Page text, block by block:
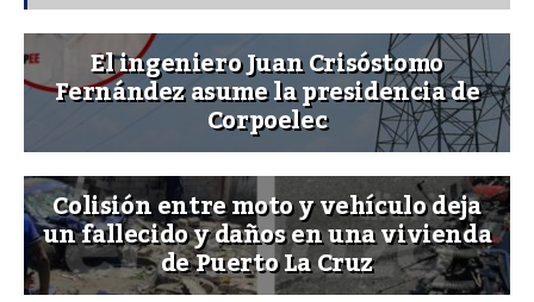
El ingeniero Juan Crisóstomo
Fernández asume la presidencia de
Corpoelec
Colisión entre moto y vehículo deja
un fallecido y daños en una vivienda
de Puerto La Cruz